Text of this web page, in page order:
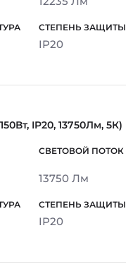
IP20
IP20, 13750Лм, 5К)
13750 Лм
IP20